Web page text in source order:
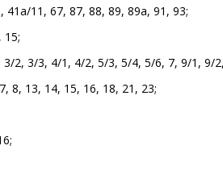
11, 67, 87, 88, 89, 89а, 91, 93;
15;
2, 3/3, 4/1, 4/2, 5/3, 5/4, 5/6, 7, 9/1, 9/
8, 13, 14, 15, 16, 18, 21, 23;